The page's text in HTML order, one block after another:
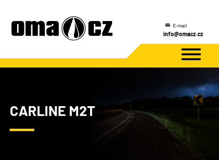
E-mail
info@omacz.cz
CARLINE M2T